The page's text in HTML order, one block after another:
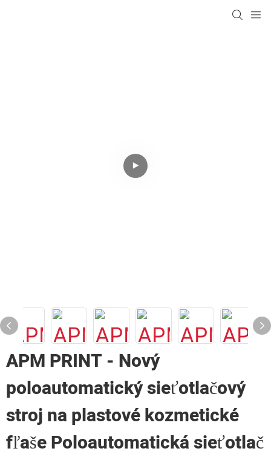
APM PRINT - Nový
poloautomatický sieťotlačový
stroj na plastové kozmetické
fľaše Poloautomatická sieťotlač